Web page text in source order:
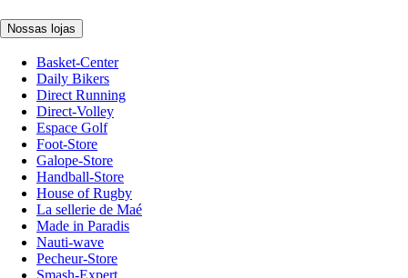
Nossas lojas
Basket-Center
Daily Bikers
Direct Running
Direct-Volley
Espace Golf
Foot-Store
Galope-Store
Handball-Store
House of Rugby
La sellerie de Maé
Made in Paradis
Nauti-wave
Pecheur-Store